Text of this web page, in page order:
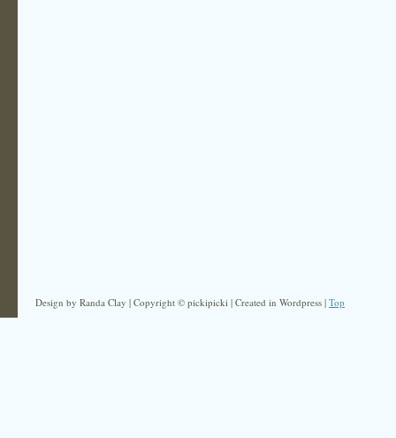
Design by Randa Clay | Copyright © pickipicki | Created in Wordpress | Top